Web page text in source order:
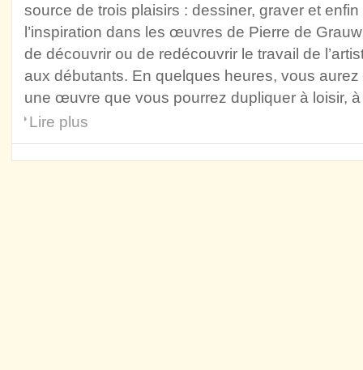
source de trois plaisirs : dessiner, graver et
l’inspiration dans les œuvres de Pierre de
de découvrir ou de redécouvrir le travail de
aux débutants. En quelques heures, vous
une œuvre que vous pourrez dupliquer à loisir,
Lire plus